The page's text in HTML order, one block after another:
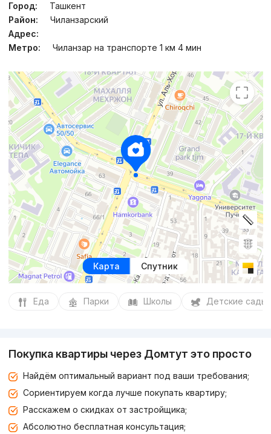
Город:
Ташкент
Район:
Чиланзарский
Адрес:
Метро:
Чиланзар на транспорте 1 км 4 мин
Карта Спутник
Еда Парки Школы Детские сады
Покупка квартиры через Домтут это просто
Найдём оптимальный вариант под ваши требования;
Сориентируем когда лучше покупать квартиру;
Расскажем о скидках от застройщика;
Абсолютно бесплатная консультация;